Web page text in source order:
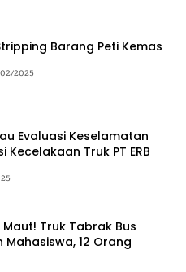
Barang Peti Kemas
2025
Evaluasi Keselamatan
Kecelakaan Truk PT ERB
Truk Tabrak Bus
Mahasiswa, 12 Orang